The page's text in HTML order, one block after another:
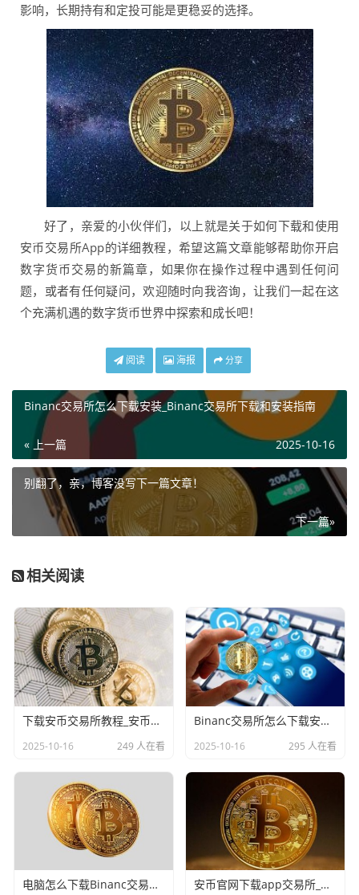
影响，长期持有和定投可能是更稳妥的选择。
好了，亲爱的小伙伴们，以上就是关于如何下载和使用
安币交易所App的详细教程，希望这篇文章能够帮助你开启
数字货币交易的新篇章，如果你在操作过程中遇到任何问
题，或者有任何疑问，欢迎随时向我咨询，让我们一起在这
个充满机遇的数字货币世界中探索和成长吧！
阅读 海报 分享
Binanc交易所怎么下载安装_Binanc交易所下载和安装指南
« 上一篇 2025-10-16
别翻了，亲，博客没写下一篇文章！
下一篇»
相关阅读
下载安币交易所教程_安币Binanc交易平台App下载教程
2025-10-16 249 人在看
Binanc交易所怎么下载安装_Binanc交易所下载和安装指南
2025-10-16 295 人在看
电脑怎么下载Binanc交易所_Binanc交易所电脑版下载指南 安币官网下载app交易所_安币Binanc交易平台App下载教程